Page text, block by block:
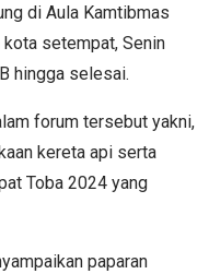
di Aula Kamtibmas
setempat, Senin
hingga selesai.
forum tersebut yakni,
kereta api serta
Toba 2024 yang
paparan